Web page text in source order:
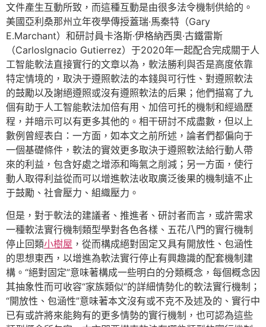
文件產生互動所致，而這種互動是由很多法令機制供給的。
美國亞利桑那州立年夜學傳授蓋瑞·馬秦特（Gary
E.Marchant）和研討員卡洛斯·伊格納西奧·古鐵雷斯
（CarlosIgnacio Gutierrez）于2020年一起配合完成關于人
工智能軟法直接實行的文章以為，軟法勝利與否是高度依靠
特定情境的，取決于遵照軟法的本錢與可行性、對遵照軟法
的鼓勵以及謝絕遵照或沒有遵照軟法的后果；他們描寫了九
個有助于人工智能軟法加倍有用、加倍可托的機制和經過歷
程，并暗示可以有更多其他的。相干研討不成盡數，但以上
數例曾經表白：一方面，如本文之前所述，論者們都偏向于
一個基礎條件，軟法的實效更多取決于遵照軟法給行動人帶
來的利益，包含好處之增添和晦氣之削減；另一方面，使行
動人取得利益從而可以增進軟法收取廣泛後果的機制遠不止
于鼓勵、社會壓力、組織壓力。
但是，對于軟法的建議者、推進者、研討者而言，或許需求
一種軟法實行機制類型學對各色各樣、五花八門的實行機制
停止回類小樹屋 ，從而構成絕對固定又具有開放性、包涵性
的思想東西，以增進為軟法實行停止有興趣識的配套機制建
構。“絕對固定”意味著構成一些明白的分類概念，每個概念因
其抽象性而可收容“家族類似”的詳細情勢化的軟法實行機制；
“開放性、包涵性”意味著本文沒有或不克不及述及的、實行中
已有或許將來能夠有的更多情勢的實行機制，也可認為這些